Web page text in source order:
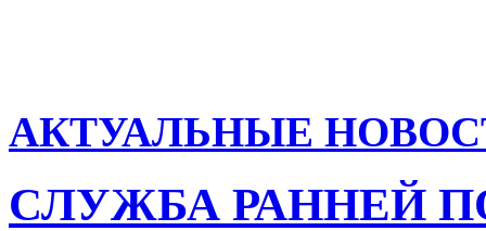
АКТУАЛЬНЫЕ
СЛУЖБА РАННЕЙ